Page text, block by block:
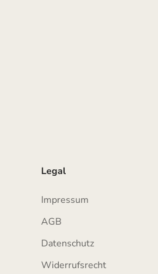
Legal
Impressum
AGB
Datenschutz
Widerrufsrecht